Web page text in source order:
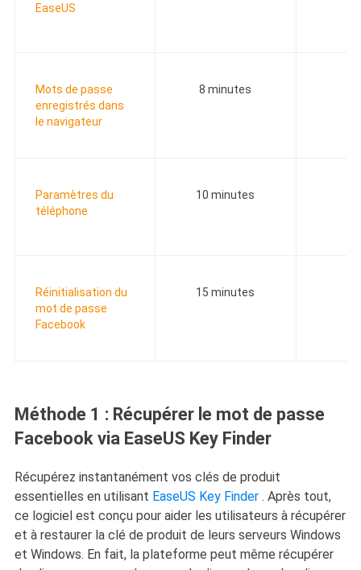
EaseUS
Mots de passe
enregistrés dans
le navigateur
8 minutes
Paramètres du
téléphone
10 minutes
Réinitialisation du
mot de passe
Facebook
15 minutes
Méthode 1 : Récupérer le mot de passe
Facebook via EaseUS Key Finder
Récupérez instantanément vos clés de produit
essentielles en utilisant EaseUS Key Finder. Après tout,
ce logiciel est conçu pour aider les utilisateurs à récupérer
et à restaurer la clé de produit de leurs serveurs Windows
et Windows. En fait, la plateforme peut même récupérer